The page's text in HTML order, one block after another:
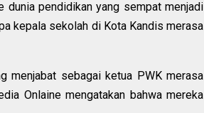
dunia pendidikan yang sempat menjadi
kepala sekolah di Kota Kandis merasa
menjabat sebagai ketua PWK merasa
Onlaine mengatakan bahwa mereka